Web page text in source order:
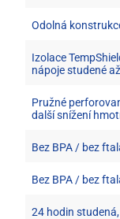
Odolná
Izolace
nápoje studené
Pružné
další snížení
Bez BPA / bez
Bez BPA / bez
24 hodin